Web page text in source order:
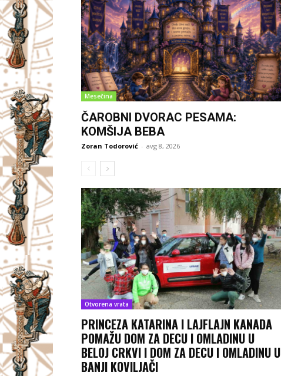
Mesečina
ČAROBNI DVORAC PESAMA:
KOMŠIJA BEBA
Zoran Todorović - avg 8, 2026
Otvorena vrata
PRINCEZA KATARINA I LAJFLAJN KANADA
POMAŽU DOM ZA DECU I OMLADINU U
BELOJ CRKVI I DOM ZA DECU I OMLADINU U
BANJI KOVILJAČI